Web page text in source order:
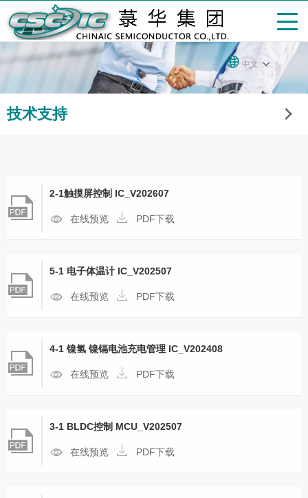
中文
技术支持
2-1触摸屏控制 IC_V202607
在线预览 PDF下载
5-1 电子体温计 IC_V202507
在线预览 PDF下载
4-1 镍氢 镍镉电池充电管理 IC_V202408
在线预览 PDF下载
3-1 BLDC控制 MCU_V202507
在线预览 PDF下载